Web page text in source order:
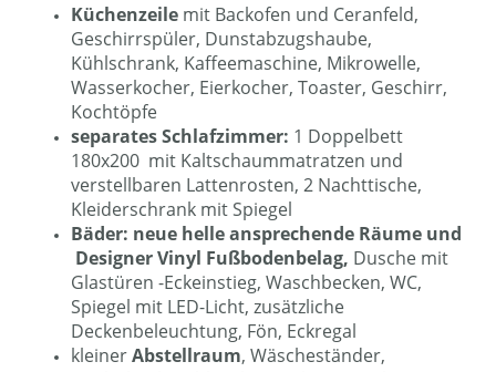
Küchenzeile mit Backofen und Ceranfeld,
Geschirrspüler, Dunstabzugshaube,
Kühlschrank, Kaffeemaschine, Mikrowelle,
Wasserkocher, Eierkocher, Toaster, Geschirr,
Kochtöpfe
separates Schlafzimmer: 1 Doppelbett
180x200 mit Kaltschaummatratzen und
verstellbaren Lattenrosten, 2 Nachttische,
Kleiderschrank mit Spiegel
Bäder: neue helle ansprechende Räume und
Designer Vinyl Fußbodenbelag, Dusche mit
Glastüren -Eckeinstieg, Waschbecken, WC,
Spiegel mit LED-Licht, zusätzliche
Deckenbeleuchtung, Fön, Eckregal
kleinerAbstellraum, Wäscheständer,